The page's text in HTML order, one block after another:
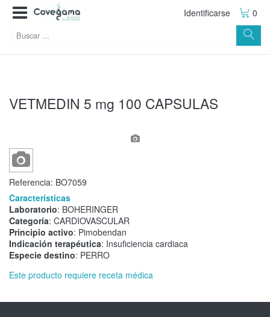
Identificarse 0
VETMEDIN 5 mg 100 CAPSULAS
Referencia: BO7059
Características
Laboratorio: BOHERINGER
Categoría: CARDIOVASCULAR
Principio activo: Pimobendan
Indicación terapéutica: Insuficiencia cardiaca
Especie destino: PERRO
Este producto requiere receta médica